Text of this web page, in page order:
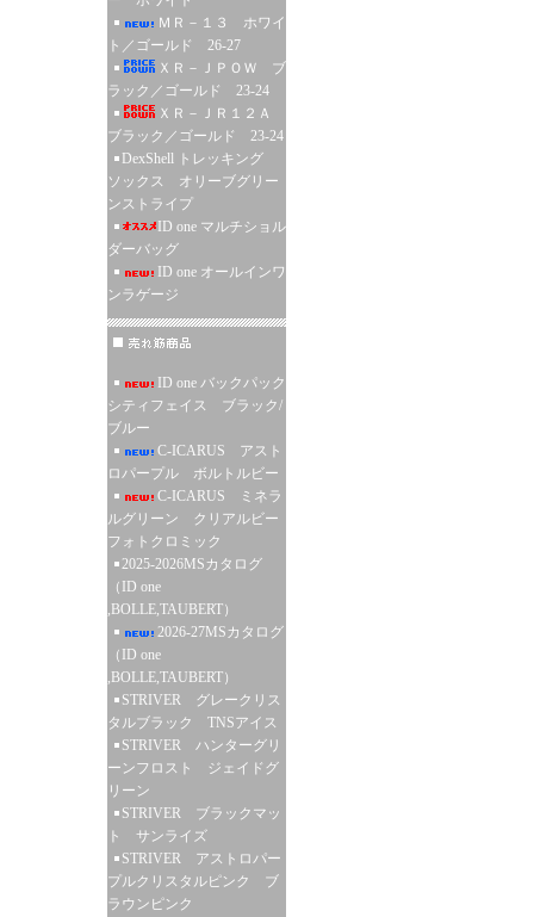
ＭＲ－１３ ホワイ
ト／ゴールド 26-27
ＸＲ－ＪＰＯＷ ブ
ラック／ゴールド 23-24
ＸＲ－ＪＲ１２Ａ
ブラック／ゴールド 23-24
DexShell トレッキング
ソックス オリーブグリー
ンストライプ
ID one マルチショル
ダーバッグ
ID one オールインワ
ンラゲージ
ID one バックパック
シティフェイス ブラック/
ブルー
C-ICARUS アスト
ロパープル ボルトルビー
C-ICARUS ミネラ
ルグリーン クリアルビー
フォトクロミック
2025-2026MSカタログ
（ID one
,BOLLE,TAUBERT）
2026-27MSカタログ
（ID one
,BOLLE,TAUBERT）
STRIVER グレークリス
タルブラック TNSアイス
STRIVER ハンターグリ
ーンフロスト ジェイドグ
リーン
STRIVER ブラックマッ
ト サンライズ
STRIVER アストロパー
プルクリスタルピンク ブ
ラウンピンク